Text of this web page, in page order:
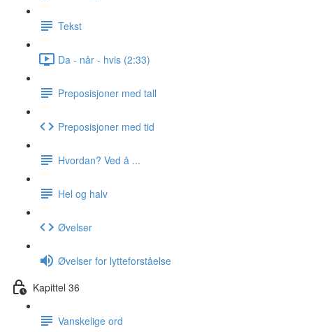
Tekst
Da - når - hvis (2:33)
Preposisjoner med tall
Preposisjoner med tid
Hvordan? Ved å ...
Hel og halv
Øvelser
Øvelser for lytteforståelse
Kapittel 36
Vanskelige ord